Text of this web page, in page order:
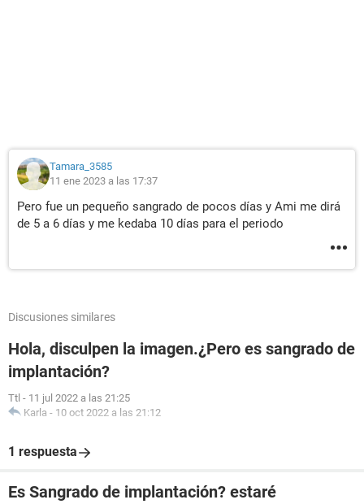
Tamara_3585
11 ene 2023 a las 17:37
Pero fue un pequeño sangrado de pocos días y Ami me dirá
de 5 a 6 días y me kedaba 10 días para el periodo
Discusiones similares
Hola, disculpen la imagen.¿Pero es sangrado de
implantación?
Ttl - 11 jul 2022 a las 21:25
Karla - 10 oct 2022 a las 21:12
1 respuesta
Es Sangrado de implantación? estaré